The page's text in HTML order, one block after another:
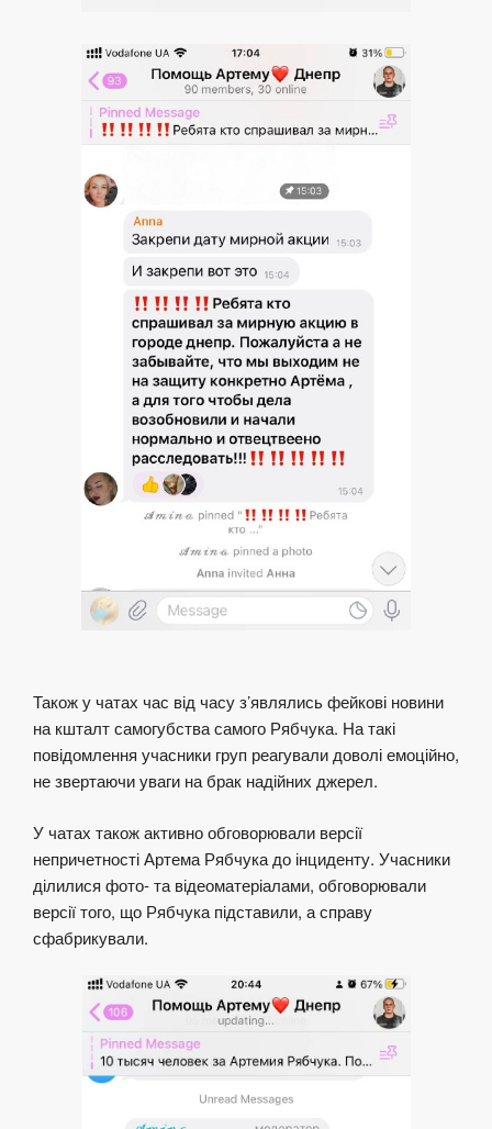
Також у чатах час від часу з’являлись фейкові новини
на кшталт самогубства самого Рябчука. На такі
повідомлення учасники груп реагували доволі емоційно,
не звертаючи уваги на брак надійних джерел.
У чатах також активно обговорювали версії
непричетності Артема Рябчука до інциденту. Учасники
ділилися фото- та відеоматеріалами, обговорювали
версії того, що Рябчука підставили, а справу
сфабрикували.